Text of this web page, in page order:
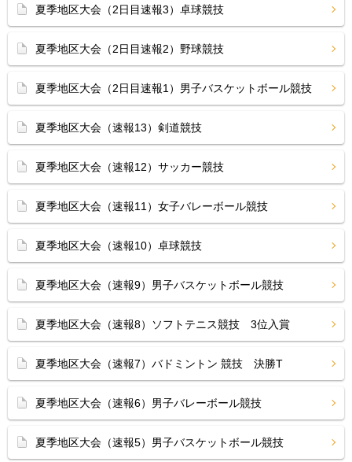
夏季地区大会（2日目速報3）卓球競技
夏季地区大会（2日目速報2）野球競技
夏季地区大会（2日目速報1）男子バスケットボール競技
夏季地区大会（速報13）剣道競技
夏季地区大会（速報12）サッカー競技
夏季地区大会（速報11）女子バレーボール競技
夏季地区大会（速報10）卓球競技
夏季地区大会（速報9）男子バスケットボール競技
夏季地区大会（速報8）ソフトテニス競技 3位入賞
夏季地区大会（速報7）バドミントン 競技 決勝T
夏季地区大会（速報6）男子バレーボール競技
夏季地区大会（速報5）男子バスケットボール競技